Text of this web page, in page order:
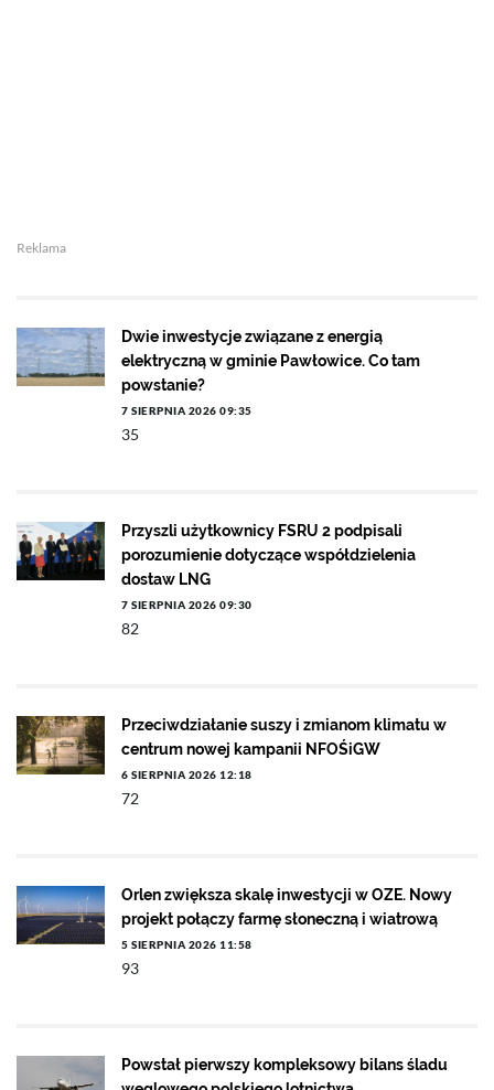
Reklama
Dwie inwestycje związane z energią
elektryczną w gminie Pawłowice. Co tam
powstanie?
7 SIERPNIA 2026 09:35
35
Przyszli użytkownicy FSRU 2 podpisali
porozumienie dotyczące współdzielenia
dostaw LNG
7 SIERPNIA 2026 09:30
82
Przeciwdziałanie suszy i zmianom klimatu w
centrum nowej kampanii NFOŚiGW
6 SIERPNIA 2026 12:18
72
Orlen zwiększa skalę inwestycji w OZE. Nowy
projekt połączy farmę słoneczną i wiatrową
5 SIERPNIA 2026 11:58
93
Powstał pierwszy kompleksowy bilans śladu